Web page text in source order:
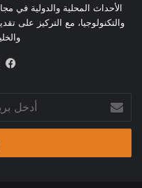
الأحداث المحلية والدولية في
والتكنولوجيا، مع التركيز على
أدخل
بريدك
الإلكتروني